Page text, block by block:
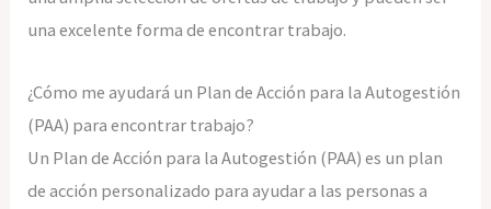
una excelente forma de encontrar trabajo.
¿Cómo me ayudará un Plan de Acción para la Autogestión
(PAA) para encontrar trabajo?
Un Plan de Acción para la Autogestión (PAA) es un plan
de acción personalizado para ayudar a las personas a